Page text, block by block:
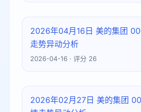
2026年04月16日 美的集团
走势异动分析
2026-04-16 · 评分 26
2026年02月27日 美的集团